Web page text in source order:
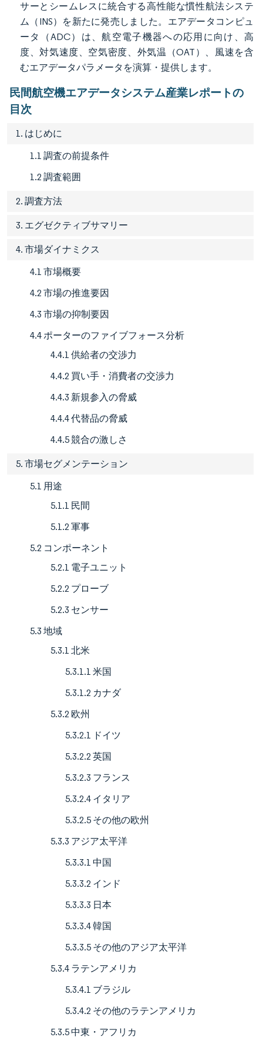
サーとシームレスに統合する高性能な慣性航法システ
ム（INS）を新たに発売しました。エアデータコンピュ
ータ（ADC）は、航空電子機器への応用に向け、高
度、対気速度、空気密度、外気温（OAT）、風速を含
むエアデータパラメータを演算・提供します。
民間航空機エアデータシステム産業レポートの
目次
1. はじめに
1.1 調査の前提条件
1.2 調査範囲
2. 調査方法
3. エグゼクティブサマリー
4. 市場ダイナミクス
4.1 市場概要
4.2 市場の推進要因
4.3 市場の抑制要因
4.4 ポーターのファイブフォース分析
4.4.1 供給者の交渉力
4.4.2 買い手・消費者の交渉力
4.4.3 新規参入の脅威
4.4.4 代替品の脅威
4.4.5 競合の激しさ
5. 市場セグメンテーション
5.1 用途
5.1.1 民間
5.1.2 軍事
5.2 コンポーネント
5.2.1 電子ユニット
5.2.2 プローブ
5.2.3 センサー
5.3 地域
5.3.1 北米
5.3.1.1 米国
5.3.1.2 カナダ
5.3.2 欧州
5.3.2.1 ドイツ
5.3.2.2 英国
5.3.2.3 フランス
5.3.2.4 イタリア
5.3.2.5 その他の欧州
5.3.3 アジア太平洋
5.3.3.1 中国
5.3.3.2 インド
5.3.3.3 日本
5.3.3.4 韓国
5.3.3.5 その他のアジア太平洋
5.3.4 ラテンアメリカ
5.3.4.1 ブラジル
5.3.4.2 その他のラテンアメリカ
5.3.5 中東・アフリカ